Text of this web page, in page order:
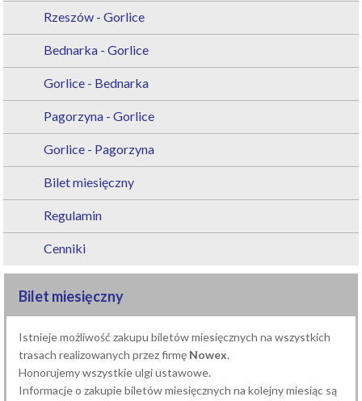
Rzeszów - Gorlice
Bednarka - Gorlice
Gorlice - Bednarka
Pagorzyna - Gorlice
Gorlice - Pagorzyna
Bilet miesięczny
Regulamin
Cenniki
Bilet miesięczny
Istnieje możliwość zakupu biletów miesięcznych na wszystkich
trasach realizowanych przez firmę Nowex.
Honorujemy wszystkie ulgi ustawowe.
Informacje o zakupie biletów miesięcznych na kolejny miesiąc są